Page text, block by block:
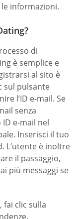
informazioni.
di
è semplice e
al sito è
sul pulsante
l’ID e-mail. Se
senza
e-mail nel
Inserisci il tuo
L’utente è inoltre
il passaggio,
più messaggi se
fai clic sulla